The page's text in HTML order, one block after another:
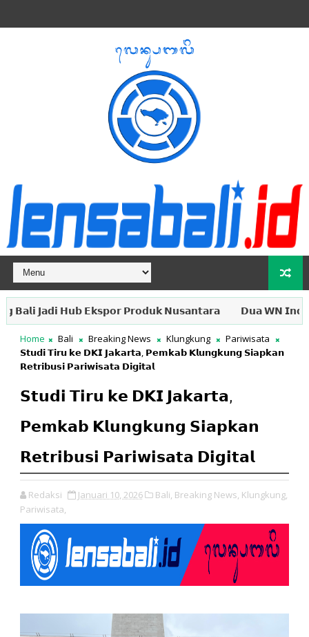
𝗝𝗮𝗱𝗶 𝗛𝘂𝗯 𝗘𝗸𝘀𝗽𝗼𝗿 𝗣𝗿𝗼𝗱𝘂𝗸 𝗡𝘂𝘀𝗮𝗻𝘁𝗮𝗿𝗮 𝗗𝘂𝗮 𝗪𝗡 𝗜𝗻𝗱𝗶𝗮
Home Bali Breaking News Klungkung
Pariwisata
𝗦𝘁𝘂𝗱𝗶 𝗧𝗶𝗿𝘂 𝗸𝗲 𝗗𝗞𝗜 𝗝𝗮𝗸𝗮𝗿𝘁𝗮, 𝗣𝗲𝗺𝗸𝗮𝗯 𝗞𝗹𝘂𝗻𝗴𝗸𝘂𝗻𝗴 𝗦𝗶𝗮𝗽𝗸𝗮𝗻
𝗥𝗲𝘁𝗿𝗶𝗯𝘂𝘀𝗶 𝗣𝗮𝗿𝗶𝘄𝗶𝘀𝗮𝘁𝗮 𝗗𝗶𝗴𝗶𝘁𝗮𝗹
𝗦𝘁𝘂𝗱𝗶 𝗧𝗶𝗿𝘂 𝗸𝗲 𝗗𝗞𝗜 𝗝𝗮𝗸𝗮𝗿𝘁𝗮,
𝗣𝗲𝗺𝗸𝗮𝗯 𝗞𝗹𝘂𝗻𝗴𝗸𝘂𝗻𝗴 𝗦𝗶𝗮𝗽𝗸𝗮𝗻
𝗥𝗲𝘁𝗿𝗶𝗯𝘂𝘀𝗶 𝗣𝗮𝗿𝗶𝘄𝗶𝘀𝗮𝘁𝗮 𝗗𝗶𝗴𝗶𝘁𝗮𝗹
Redaksi Januari 10, 2026 Bali, Breaking News, Klungkung,
Pariwisata,